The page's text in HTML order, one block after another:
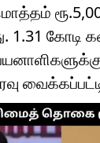
1.31 கோடி